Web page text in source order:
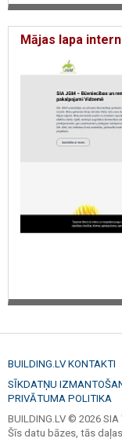
Mājas lapa
BUILDING.LV KONTAKTI
SĪKDATŅU
PRIVĀTUMA POLITIKA
BUILDING.LV © 2026
Šīs datu bāzes, tās